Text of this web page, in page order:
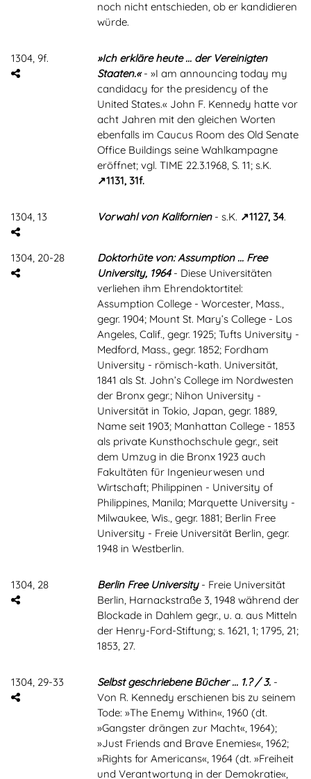
noch nicht entschieden, ob er kandidieren
würde.
1304, 9f.
»Ich erkläre heute ... der Vereinigten
Staaten.«- »I am announcing today my
candidacy for the presidency of the
United States.« John F. Kennedy hatte vor
acht Jahren mit den gleichen Worten
ebenfalls im Caucus Room des Old Senate
Office Buildings seine Wahlkampagne
eröffnet; vgl. TIME 22.3.1968, S. 11; s.K.
1131, 31f.
1304, 13 Vorwahl von Kalifornien- s.K. 1127, 34.
1304, 20-28
Doktorhüte von: Assumption ... Free
University, 1964- Diese Universitäten
verliehen ihm Ehrendoktortitel:
Assumption College - Worcester, Mass.,
gegr. 1904; Mount St. Mary’s College - Los
Angeles, Calif., gegr. 1925; Tufts University -
Medford, Mass., gegr. 1852; Fordham
University - römisch-kath. Universität,
1841 als St. John’s College im Nordwesten
der Bronx gegr.; Nihon University -
Universität in Tokio, Japan, gegr. 1889,
Name seit 1903; Manhattan College - 1853
als private Kunsthochschule gegr., seit
dem Umzug in die Bronx 1923 auch
Fakultäten für Ingenieurwesen und
Wirtschaft; Philippinen - University of
Philippines, Manila; Marquette University -
Milwaukee, Wis., gegr. 1881; Berlin Free
University - Freie Universität Berlin, gegr.
1948 in Westberlin.
1304, 28 Berlin Free University- Freie Universität
Berlin, Harnackstraße 3, 1948 während der
Blockade in Dahlem gegr., u. a. aus Mitteln
der Henry-Ford-Stiftung; s. 1621, 1; 1795, 21;
1853, 27.
1304, 29-33 Selbst geschriebene Bücher ... 1.? / 3. -
Von R. Kennedy erschienen bis zu seinem
Tode: »The Enemy Within«, 1960 (dt.
»Gangster drängen zur Macht«, 1964);
»Just Friends and Brave Enemies«, 1962;
»Rights for Americans«, 1964 (dt. »Freiheit
und Verantwortung in der Demokratie«,